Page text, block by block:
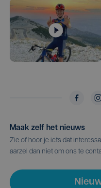
Maak zelf het nieuws
Zie of hoor je iets dat
aarzel dan niet om ons te